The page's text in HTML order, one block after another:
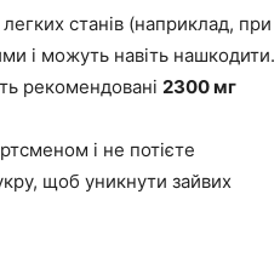
станів (наприклад, при
і можуть навіть нашкодити.
рекомендовані 2300 мг
і не потієте
щоб уникнути зайвих